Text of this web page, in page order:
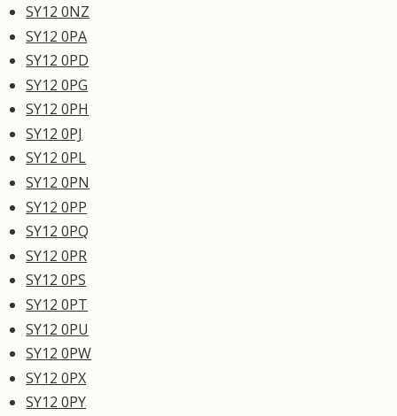
SY12 0NZ
SY12 0PA
SY12 0PD
SY12 0PG
SY12 0PH
SY12 0PJ
SY12 0PL
SY12 0PN
SY12 0PP
SY12 0PQ
SY12 0PR
SY12 0PS
SY12 0PT
SY12 0PU
SY12 0PW
SY12 0PX
SY12 0PY